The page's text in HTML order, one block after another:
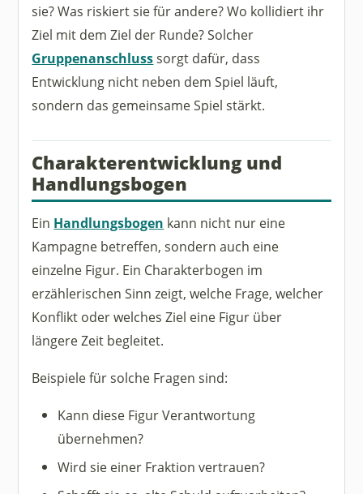
sie? Was riskiert sie für andere? Wo kollidiert ihr
Ziel mit dem Ziel der Runde? Solcher
Gruppenanschlusssorgt dafür, dass
Entwicklung nicht neben dem Spiel läuft,
sondern das gemeinsame Spiel stärkt.
Charakterentwicklung und
Handlungsbogen
Ein Handlungsbogen kann nicht nur eine
Kampagne betreffen, sondern auch eine
einzelne Figur. Ein Charakterbogen im
erzählerischen Sinn zeigt, welche Frage, welcher
Konflikt oder welches Ziel eine Figur über
längere Zeit begleitet.
Beispiele für solche Fragen sind:
Kann diese Figur Verantwortung
übernehmen?
Wird sie einer Fraktion vertrauen?